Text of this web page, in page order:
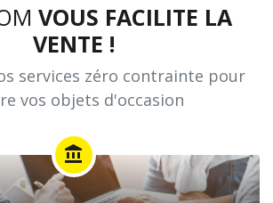
VOUS FACILITE LA
VENTE !
services zéro contrainte pour
vos objets d'occasion
account_balance